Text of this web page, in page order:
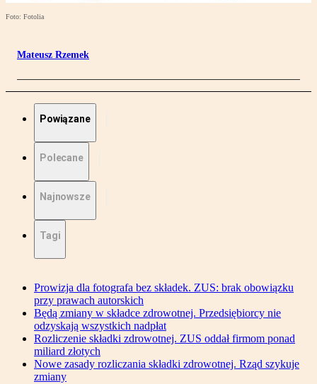
Foto: Fotolia
Mateusz Rzemek
Powiązane
Polecane
Najnowsze
Tagi
Prowizja dla fotografa bez składek. ZUS: brak obowiązku
przy prawach autorskich
Będą zmiany w składce zdrowotnej. Przedsiębiorcy nie
odzyskają wszystkich nadpłat
Rozliczenie składki zdrowotnej. ZUS oddał firmom ponad
miliard złotych
Nowe zasady rozliczania składki zdrowotnej. Rząd szykuje
zmiany